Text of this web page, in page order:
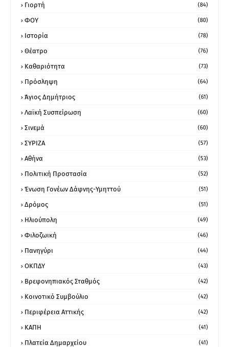
Γιορτή (84)
ΦΟΥ (80)
Ιστορία (78)
Θέατρο (76)
Καθαριότητα (73)
Πρόσληψη (64)
Άγιος Δημήτριος (61)
Λαϊκή Συσπείρωση (60)
Σινεμά (60)
ΣΥΡΙΖΑ (57)
Αθήνα (53)
Πολιτική Προστασία (52)
Ένωση Γονέων Δάφνης-Υμηττού (51)
Δρόμος (51)
Ηλιούπολη (49)
Φιλοζωική (46)
Πανηγύρι (44)
ΟΚΠΔΥ (43)
Βρεφονηπιακός Σταθμός (42)
Κοινοτικό Συμβούλιο (42)
Περιφέρεια Αττικής (42)
ΚΑΠΗ (41)
Πλατεία Δημαρχείου (41)